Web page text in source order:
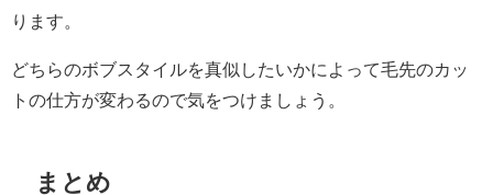
ります。
どちらのボブスタイルを真似したいかによって毛先のカッ
トの仕方が変わるので気をつけましょう。
まとめ